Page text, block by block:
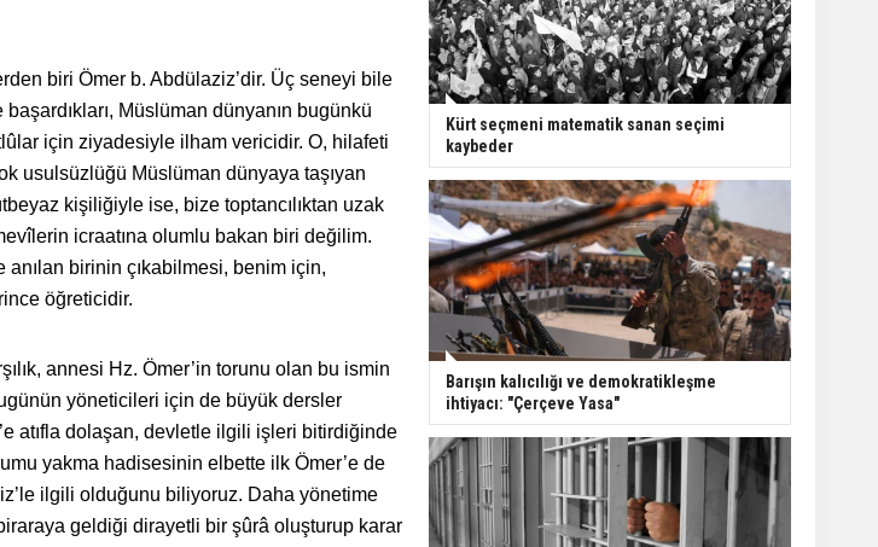
biri Ömer b. Abdülaziz’dir. Üç seneyi bile
başardıkları, Müslüman dünyanın bugünkü
için ziyadesiyle ilham vericidir. O, hilafeti
usulsüzlüğü Müslüman dünyaya taşıyan
kişiliğiyle ise, bize toptancılıktan uzak
icraatına olumlu bakan biri değilim.
anılan birinin çıkabilmesi, benim için,
öğreticidir.
annesi Hz. Ömer’in torunu olan bu ismin
yöneticileri için de büyük dersler
atıfla dolaşan, devletle ilgili işleri bitirdiğinde
yakma hadisesinin elbette ilk Ömer’e de
ilgili olduğunu biliyoruz. Daha yönetime
geldiği dirayetli bir şûrâ oluşturup karar
Kürt seçmeni matematik sanan seçimi
kaybeder
Barışın kalıcılığı ve demokratikleşme
ihtiyacı: "Çerçeve Yasa"